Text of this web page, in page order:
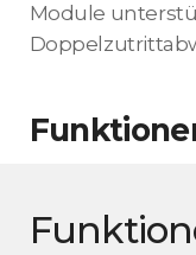
Module